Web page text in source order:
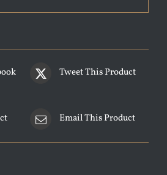
Tweet This Product
Email This Product